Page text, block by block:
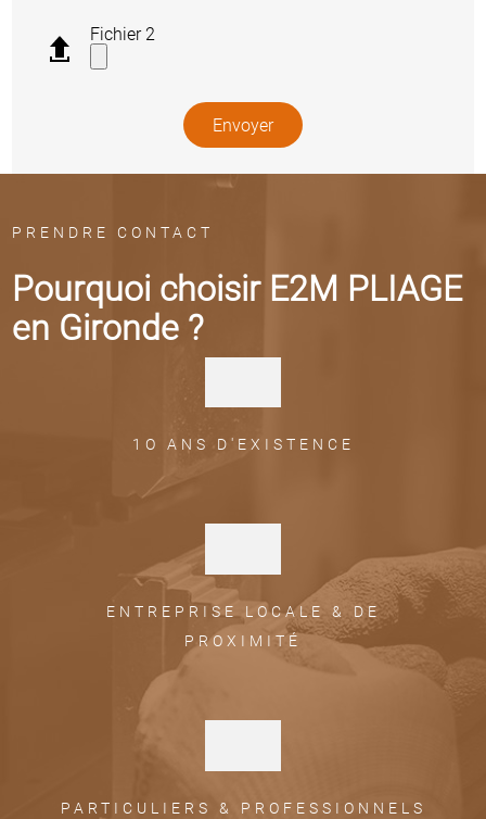
Fichier 2
PRENDRE CONTACT
Pourquoi choisir E2M PLIAGE
en Gironde ?
1O ANS D'EXISTENCE
ENTREPRISE LOCALE & DE
PROXIMITÉ
PARTICULIERS & PROFESSIONNELS